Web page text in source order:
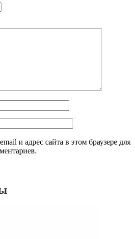
и адрес сайта в этом браузере для